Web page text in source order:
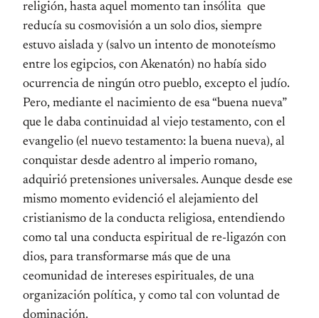
religión, hasta aquel momento tan insólita que
reducía su cosmovisión a un solo dios, siempre
estuvo aislada y (salvo un intento de monoteísmo
entre los egipcios, con Akenatón) no había sido
ocurrencia de ningún otro pueblo, excepto el judío.
Pero, mediante el nacimiento de esa “buena nueva”
que le daba continuidad al viejo testamento, con el
evangelio (el nuevo testamento: la buena nueva), al
conquistar desde adentro al imperio romano,
adquirió pretensiones universales. Aunque desde ese
mismo momento evidenció el alejamiento del
cristianismo de la conducta religiosa, entendiendo
como tal una conducta espiritual de re-ligazón con
dios, para transformarse más que de una
ceomunidad de intereses espirituales, de una
organización política, y como tal con voluntad de
dominación.